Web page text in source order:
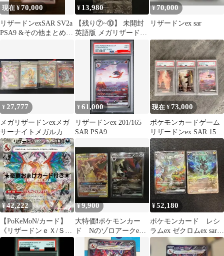
現在 ¥70,000
リザードンexSAR SV2a
PSA9 &その他まとめ売
¥ 13,980
【残り⑦~⑩】 未開封
英語版 メガリザードン
X ex MA オドリドリex
SAR 2枚入り ポケモン
カード プロモ
¥70,000
リザードンex sar
¥ 27,777
メガリザードンexメガ
サーナイトメガルカリ
オexsar リーリエの決心
sr
¥61,000
リザードンex 201/165
SAR PSA9
現在 ¥73,000
ポケモンカードゲーム
リザードンex SAR 151
PSA10 PSA9 連番
¥42,222
【PoKeMoN/カード】
《リザードンｅＸ/ＳＡ
Ｒ》★豪華おまけカー
ド付き★
¥9,900
大特価❗️ポケモンカー
ド Nのゾロアークex
リザードン&テールナ
ーGX
¥52,180
ポケモンカード レシ
ラムex ゼクロムex sar
セット